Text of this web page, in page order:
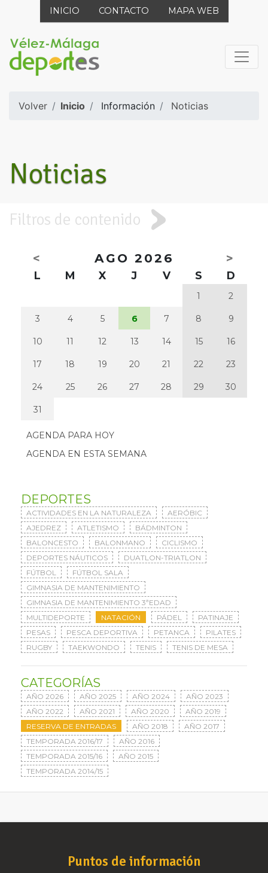
INICIO CONTACTO MAPA WEB
Volver Inicio Información Noticias
Noticias
Filtros de contenido
< AGO 2026 >
L M X J V S D
1 2
3 4 5 6 7 8 9
10 11 12 13 14 15 16
17 18 19 20 21 22 23
24 25 26 27 28 29 30
31
AGENDA PARA HOY
AGENDA EN ESTA SEMANA
DEPORTES
ACTIVIDADES EN LA NATURALEZA
AERÓBIC
AJEDREZ
ATLETISMO
BÁDMINTON
BALONCESTO
BALONMANO
CICLISMO
DEPORTES NÁUTICOS
DUATLON-TRIATLON
FÚTBOL
FÚTBOL SALA
GIMNASIA DE MANTENIMIENTO
GIMNASIA DE MANTENIMIENTO 3ªEDAD
MULTIDEPORTE
NATACIÓN PÁDEL
PATINAJE
PESAS
PESCA DEPORTIVA PETANCA
PILATES
RUGBY
TAEKWONDO TENIS TENIS DE MESA
CATEGORÍAS
AÑO 2026 AÑO 2025 AÑO 2024
AÑO 2023
AÑO 2022
AÑO 2021 AÑO 2020
AÑO 2019
RESERVA DE ENTRADAS
AÑO 2018
AÑO 2017
TEMPORADA 2016/17
AÑO 2016
TEMPORADA 2015/16
AÑO 2015
TEMPORADA 2014/15
Puntos de información